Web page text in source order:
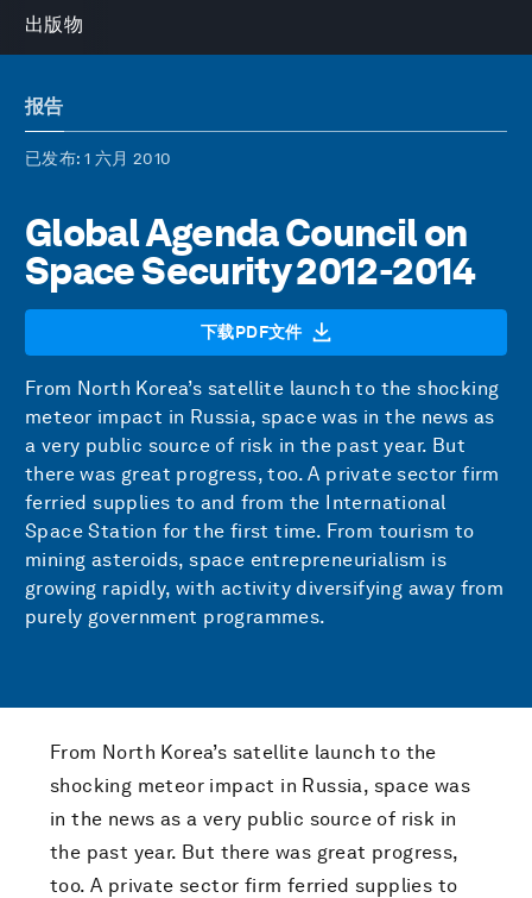
出版物
报告
已发布: 1 六月 2010
Global Agenda Council on
Space Security 2012-2014
下载PDF文件
From North Korea’s satellite launch to the shocking
meteor impact in Russia, space was in the news as
a very public source of risk in the past year. But
there was great progress, too. A private sector firm
ferried supplies to and from the International
Space Station for the first time. From tourism to
mining asteroids, space entrepreneurialism is
growing rapidly, with activity diversifying away from
purely government programmes.
From North Korea’s satellite launch to the
shocking meteor impact in Russia, space was
in the news as a very public source of risk in
the past year. But there was great progress,
too. A private sector firm ferried supplies to